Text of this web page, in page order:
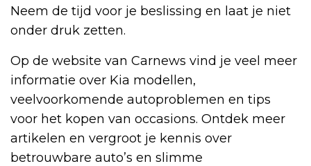
Neem de tijd voor je beslissing en laat je niet
onder druk zetten.
Op de website van Carnews vind je veel meer
informatie over Kia modellen,
veelvoorkomende autoproblemen en tips
voor het kopen van occasions. Ontdek meer
artikelen en vergroot je kennis over
betrouwbare auto’s en slimme